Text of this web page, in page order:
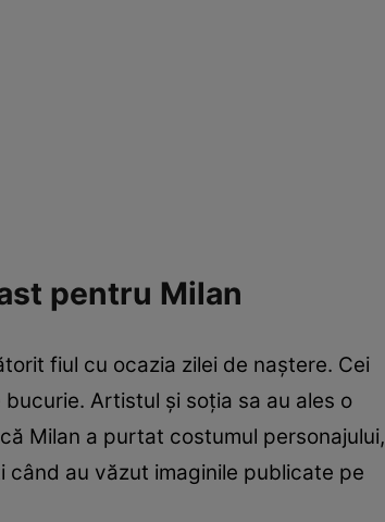
pentru Milan
fiul cu ocazia zilei de naștere. Cei
Artistul și soția sa au ales o
Milan a purtat costumul personajului,
când au văzut imaginile publicate pe